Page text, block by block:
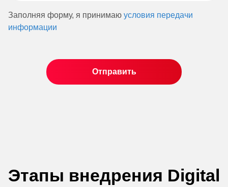
Заполняя форму, я принимаю условия передачи
информации
Этапы внедрения Digital